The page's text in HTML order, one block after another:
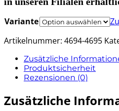
Variante
Artikelnummer: 4694-4695
Zusätzliche
Produktsicherheit
Rezensionen (0)
Zusätzliche